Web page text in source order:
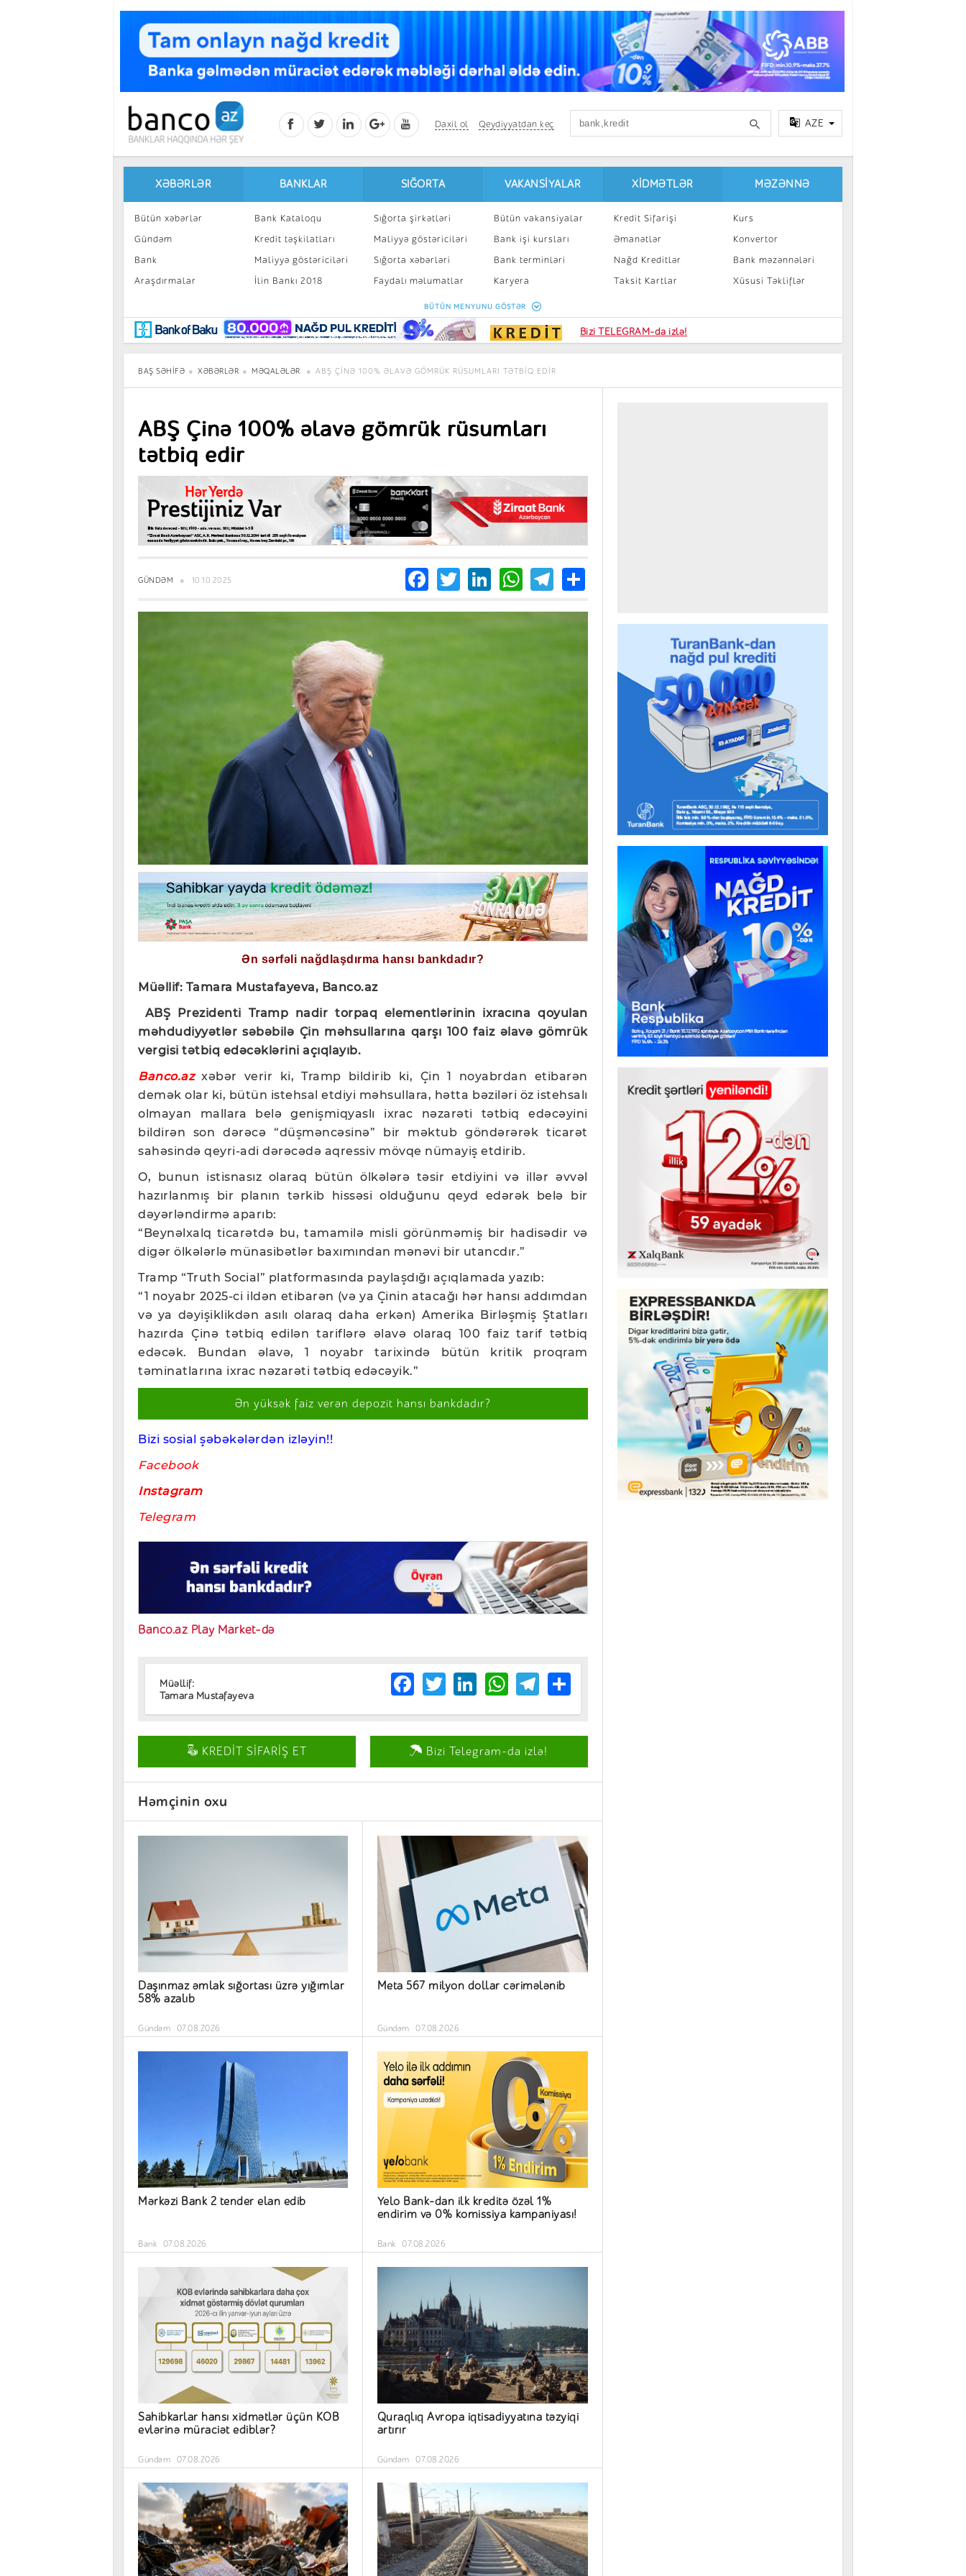
Daxil ol Qeydiyyatdan keç AZE
XƏBƏRLƏR
Bütün xəbərlər
Gündəm
Bank
Araşdırmalar
Maraqlı
BancoTV
Müsahibə
BANKLAR
Bank Kataloqu
Kredit təşkilatları
Maliyyə göstəriciləri
İlin Bankı 2018
SIĞORTA
Sığorta şirkətləri
Maliyyə göstəriciləri
Sığorta xəbərləri
Faydalı məlumatlar
Sığorta kalkulyatoru
VAKANSIYALAR
Bütün vakansiyalar
Bank işi kursları
Bank terminləri
Karyera
Peşakar inkişaf
XIDMƏTLƏR
Kredit Sifarişi
Əmanətlər
Nağd Kreditlər
Taksit Kartlar
Kart sifarişi
MƏZƏNNƏ
Kurs
Konvertor
Bank məzənnələri
Xüsusi Təkliflər
BÜTÜN MENYUNU GÖSTƏR
Bizi TELEGRAM-da izlə!
BAŞ SƏHIFƏ XƏBƏRLƏR MƏQALƏLƏR ABŞ ÇINƏ 100% ƏLAVƏ GÖMRÜK RÜSUMLARI TƏTBIQ EDIR
ABŞ Çinə 100% əlavə gömrük rüsumları
tətbiq edir
GÜNDƏM 10.10.2025 Facebook
TwitterLinkedIn
WhatsApp
Telegram
Share
Ən sərfəli nağdlaşdırma hansı bankdadır?
Müəllif: Tamara Mustafayeva, Banco.az
ABŞ Prezidenti Tramp nadir torpaq elementlərinin ixracına qoyulan
məhdudiyyətlər səbəbilə Çin məhsullarına qarşı 100 faiz əlavə gömrük
vergisi tətbiq edəcəklərini açıqlayıb.
Banco.az xəbər verir ki, Tramp bildirib ki, Çin 1 noyabrdan etibarən
demək olar ki, bütün istehsal etdiyi məhsullara, hətta bəziləri öz istehsalı
olmayan mallara belə genişmiqyaslı ixrac nəzarəti tətbiq edəcəyini
bildirən son dərəcə “düşməncəsinə” bir məktub göndərərək ticarət
sahəsində qeyri-adi dərəcədə aqressiv mövqe nümayiş etdirib.
O, bunun istisnasız olaraq bütün ölkələrə təsir etdiyini və illər əvvəl
hazırlanmış bir planın tərkib hissəsi olduğunu qeyd edərək belə bir
dəyərləndirmə aparıb:
“Beynəlxalq ticarətdə bu, tamamilə misli görünməmiş bir hadisədir və
digər ölkələrlə münasibətlər baxımından mənəvi bir utancdır.”
Tramp “Truth Social” platformasında paylaşdığı açıqlamada yazıb:
“1 noyabr 2025-ci ildən etibarən (və ya Çinin atacağı hər hansı addımdan
və ya dəyişiklikdən asılı olaraq daha erkən) Amerika Birləşmiş Ştatları
hazırda Çinə tətbiq edilən tariflərə əlavə olaraq 100 faiz tarif tətbiq
edəcək. Bundan əlavə, 1 noyabr tarixində bütün kritik proqram
təminatlarına ixrac nəzarəti tətbiq edəcəyik.”
Ən yüksək faiz verən depozit hansı bankdadır?
Bizi sosial şəbəkələrdən izləyin!!
Facebook
Instagram
Telegram
Banco.az Play Market-də
Müəllif:
Tamara Mustafayeva
Facebook
TwitterLinkedIn
WhatsApp
Telegram
Share
KREDİT SİFARİŞ ET Bizi Telegram-da izlə!
Həmçinin oxu
Daşınmaz əmlak sığortası üzrə yığımlar
58% azalıb
Gündəm 07.08.2026
Meta 567 milyon dollar cərimələnib
Gündəm 07.08.2026
Mərkəzi Bank 2 tender elan edib
Bank 07.08.2026
Yelo Bank-dan ilk kreditə özəl 1%
endirim və 0% komissiya kampaniyası!
Bank 07.08.2026
Sahibkarlar hansı xidmətlər üçün KOB
evlərinə müraciət ediblər?
Gündəm 07.08.2026
Quraqlıq Avropa iqtisadiyyatına təzyiqi
artırır
Gündəm 07.08.2026